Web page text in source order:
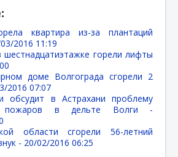
квартира из-за плантаций
2016 11:19
шестнадцатиэтажке горели лифты
доме Волгограда сгорели 2
2016 07:07
обсудит в Астрахани проблему
пожаров в дельте Волги -
области сгорели 56-летний
- 20/02/2016 06:25